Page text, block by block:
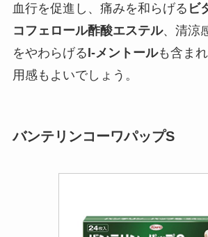
血行を促進し、痛みを和らげる ビ
コフェロール酢酸エステル、清涼
をやわらげるl-メントールも含ま
用感もよいでしょう。
バンテリンコーワパップS